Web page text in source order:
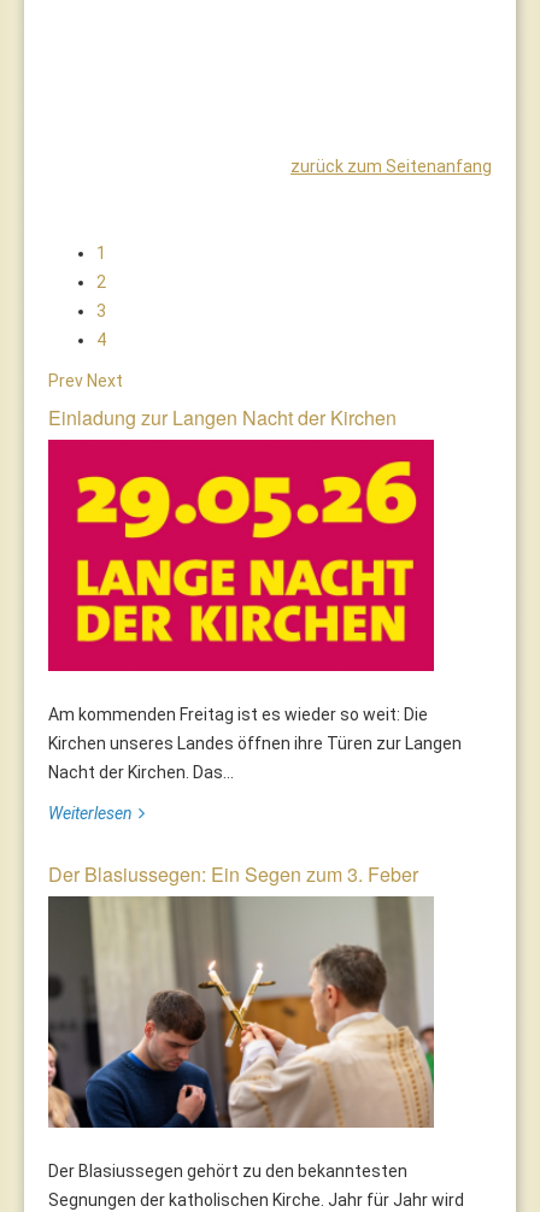
zurück zum Seitenanfang
1
2
3
4
Prev Next
Einladung zur Langen Nacht der Kirchen
Am kommenden Freitag ist es wieder so weit: Die
Kirchen unseres Landes öffnen ihre Türen zur Langen
Nacht der Kirchen. Das...
Weiterlesen
Der Blasiussegen: Ein Segen zum 3. Feber
Der Blasiussegen gehört zu den bekanntesten
Segnungen der katholischen Kirche. Jahr für Jahr wird